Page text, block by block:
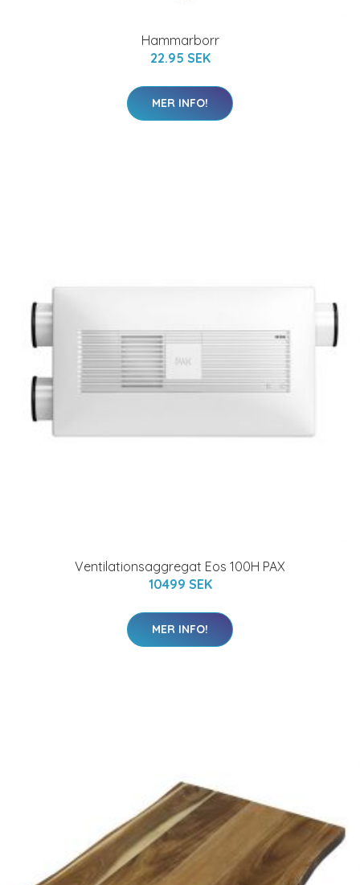
Hammarborr
22.95 SEK
MER INFO!
Ventilationsaggregat Eos 100H PAX
10499 SEK
MER INFO!